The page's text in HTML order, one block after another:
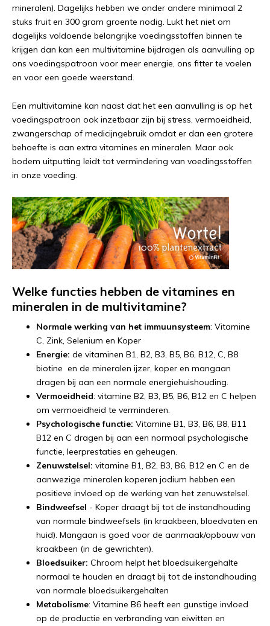
mineralen). Dagelijks hebben we onder andere minimaal 2
stuks fruit en 300 gram groente nodig. Lukt het niet om
dagelijks voldoende belangrijke voedingsstoffen binnen te
krijgen dan kan een multivitamine bijdragen als aanvulling op
ons voedingspatroon voor meer energie, ons fitter te voelen
en voor een goede weerstand.
Een multivitamine kan naast dat het een aanvulling is op het
voedingspatroon ook inzetbaar zijn bij stress, vermoeidheid,
zwangerschap of medicijngebruik omdat er dan een grotere
behoefte is aan extra vitamines en mineralen. Maar ook
bodem uitputting leidt tot vermindering van voedingsstoffen
in onze voeding.
Welke functies hebben de vitamines en
mineralen in de multivitamine?
Normale werking van het immuunsysteem: Vitamine
C, Zink, Selenium en Koper
Energie: de vitaminen B1, B2, B3, B5, B6, B12, C, B8
biotine en de mineralen ijzer, koper en mangaan
dragen bij aan een normale energiehuishouding.
Vermoeidheid: vitamine B2, B3, B5, B6, B12 en C helpen
om vermoeidheid te verminderen.
Psychologische functie: Vitamine B1, B3, B6, B8, B11
B12 en C dragen bij aan een normaal psychologische
functie, leerprestaties en geheugen.
Zenuwstelsel: vitamine B1, B2, B3, B6, B12 en C en de
aanwezige mineralen koperen jodium hebben een
positieve invloed op de werking van het zenuwstelsel.
Bindweefsel - Koper draagt bij tot de instandhouding
van normale bindweefsels (in kraakbeen, bloedvaten en
huid). Mangaan is goed voor de aanmaak/opbouw van
kraakbeen (in de gewrichten).
Bloedsuiker: Chroom helpt het bloedsuikergehalte
normaal te houden en draagt bij tot de instandhouding
van normale bloedsuikergehalten
Metabolisme: Vitamine B6 heeft een gunstige invloed
op de productie en verbranding van eiwitten en